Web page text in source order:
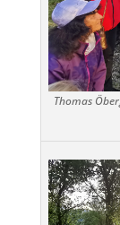
Thomas